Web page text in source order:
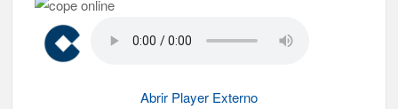
Abrir Player Externo